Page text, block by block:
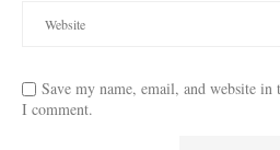
Save my name, email, and website
I comment.